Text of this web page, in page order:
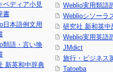
ペディア小見
書
日本語例文用
類語・言い換
新英和中辞典
Weblio実用類語
Weblioシソーラ
研究社 新和英中
Weblio実用英語
JMdict
旅行・ビジネス
Tatoeba